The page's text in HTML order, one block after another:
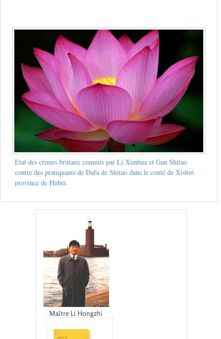
Etat des crimes brutaux commis par Li Xunhua et Gan Shitao
contre des pratiquants de Dafa de Shitao dans le conté de Xishui,
province de Hubei.
Maître Li Hongzhi